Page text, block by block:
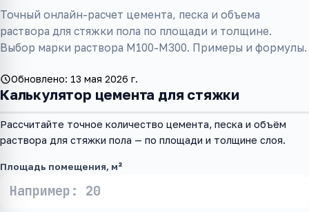
Точный онлайн-расчет цемента, песка и объема
раствора для стяжки пола по площади и толщине.
Выбор марки раствора М100-М300. Примеры и формулы.
Обновлено: 13 мая 2026 г.
Калькулятор цемента для стяжки
Рассчитайте точное количество цемента, песка и объём
раствора для стяжки пола — по площади и толщине слоя.
Площадь помещения, м²